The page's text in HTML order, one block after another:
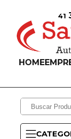
41
HOME